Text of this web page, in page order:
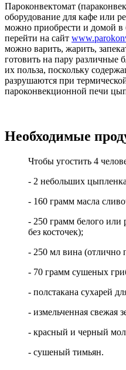
Пароконвектомат
оборудование для кафе или
можно приобрести и домой в
перейти на сайт
можно варить, жарить,
готовить на пару различные
их польза, поскольку
разрушаются при
пароконвекционной печи
Необходимые
Чтобы угостить 4
- 2 небольших
- 160 грамм масла
- 250 грамм белого или
без косточек);
- 250 мл вина (отлично
- 70 грамм сушеных
- полстакана сухарей
- измельченная свежая
- красный и черный
- сушеный тимьян.